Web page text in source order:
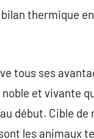
thermique
tous ses
et vivante
début. Cible
les animaux